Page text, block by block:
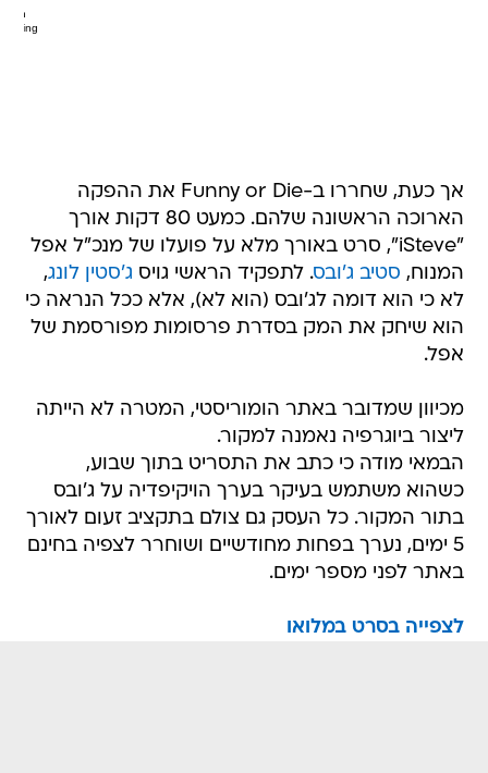
Ryan
Gosling
אך כעת, שחררו ב-Funny or Die את ההפקה
הארוכה הראשונה שלהם. כמעט 80 דקות אורך
"iSteve", סרט באורך מלא על פועלו של מנכ"ל אפל
המנוח, סטיב ג'ובס. לתפקיד הראשי גויס ג'סטין לונג,
לא כי הוא דומה לג'ובס (הוא לא), אלא ככל הנראה כי
הוא שיחק את המק בסדרת פרסומות מפורסמת של
אפל.
מכיוון שמדובר באתר הומוריסטי, המטרה לא הייתה
ליצור ביוגרפיה נאמנה למקור.
הבמאי מודה כי כתב את התסריט בתוך שבוע,
כשהוא משתמש בעיקר בערך הויקיפדיה על ג'ובס
בתור המקור. כל העסק גם צולם בתקציב זעום לאורך
5 ימים, נערך בפחות מחודשיים ושוחרר לצפיה בחינם
באתר לפני מספר ימים.
לצפייה בסרט במלואו